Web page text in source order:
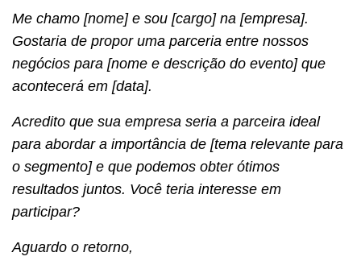
Me chamo [nome] e sou [cargo] na [empresa].
Gostaria de propor uma parceria entre nossos
negócios para [nome e descrição do evento] que
acontecerá em [data].
Acredito que sua empresa seria a parceira ideal
para abordar a importância de [tema relevante para
o segmento] e que podemos obter ótimos
resultados juntos. Você teria interesse em
participar?
Aguardo o retorno,